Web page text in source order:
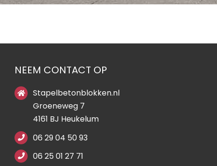
NEEM CONTACT OP
Stapelbetonblokken.nl
Groeneweg 7
4161 BJ Heukelum
06 29 04 50 93
06 25 01 27 71